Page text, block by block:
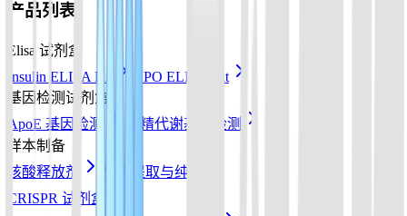
产品列表
Elisa 试剂盒
Insulin ELISA Kit
EPO ELISA Kit
基因检测试剂盒
ApoE 基因检测
酒精代谢基因检测
样本制备
核酸释放剂
核酸提取与纯化
CRISPR 试剂盒